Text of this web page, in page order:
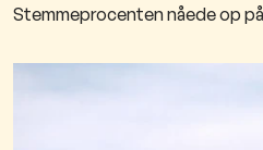
Stemmeprocenten nåede op